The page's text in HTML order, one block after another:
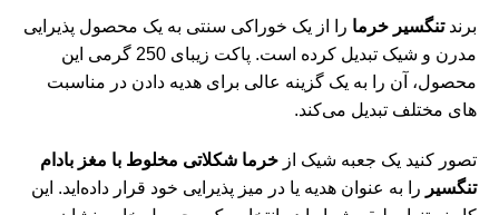
برندتنگسیر خرما را از یک خوراکی سنتی به یک محصول پذیرایی
مدرن و شیک تبدیل کرده است. پاکت زیبای 250 گرمی این
محصول، آن را به یک گزینه عالی برای هدیه دادن در مناسبت‌
های مختلف تبدیل می‌کند.
تصور کنید یک جعبه شیک از خرما شکلاتی مخلوط با مغز بادام
تنگسیر را به عنوان هدیه یا در میز پذیرایی خود قرار داده‌اید. این